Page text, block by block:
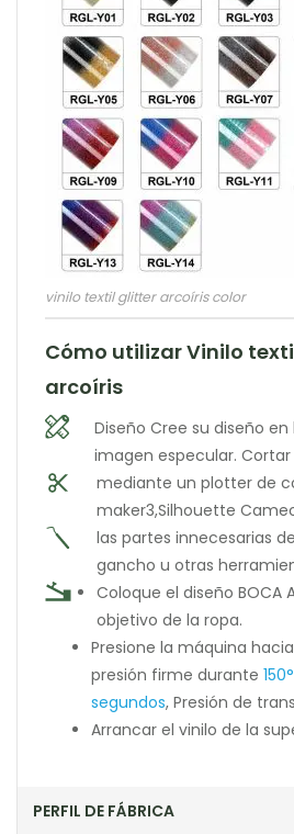
vinilo textil glitter arcoíris color
Cómo utilizar Vinilo
arcoíris
Diseño Cree su diseño
imagen especular.
mediante un plotter de
maker3,Silhouette
las partes innecesarias
gancho u otras
Coloque el diseño BOCA
objetivo de la ropa.
Presione la máquina
presión firme durante
segundos, Presión de
Arrancar el vinilo de la
PERFIL DE FÁBRICA